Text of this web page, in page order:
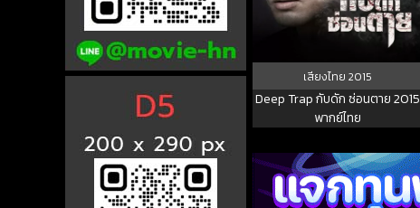
เสียงไทย 2015
Deep Trap กับดัก ซ่อนตาย 2015
พากย์ไทย